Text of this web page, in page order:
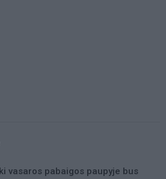
Iki vasaros pabaigos paupyje bus